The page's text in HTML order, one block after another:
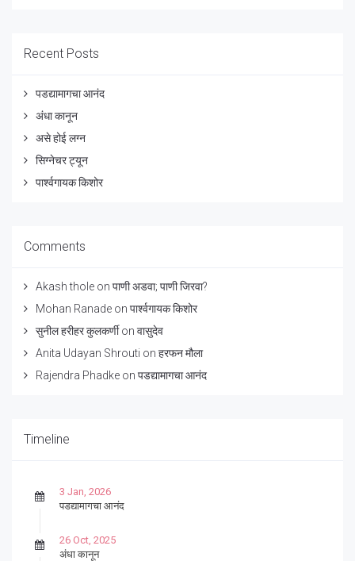
Recent Posts
पडद्यामागचा आनंद
अंधा कानून
असे होई लग्न
सिग्नेचर ट्यून
पार्श्वगायक किशोर
Comments
Akash thole on पाणी अडवा; पाणी जिरवा?
Mohan Ranade on पार्श्वगायक किशोर
सुनील हरीहर कुलकर्णीon वासुदेव
Anita Udayan Shrouti on हरफन मौला
Rajendra Phadke on पडद्यामागचा आनंद
Timeline
3 Jan, 2026
पडद्यामागचा आनंद
26 Oct, 2025
अंधा कानून